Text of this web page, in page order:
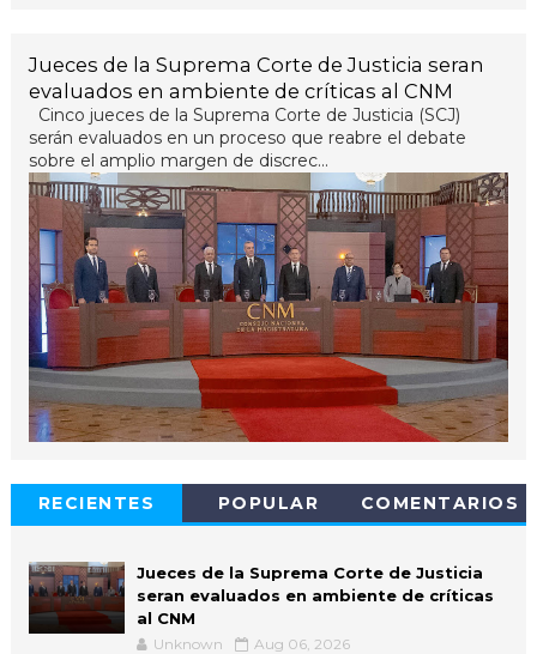
Jueces de la Suprema Corte de Justicia seran
evaluados en ambiente de críticas al CNM
Cinco jueces de la Suprema Corte de Justicia (SCJ)
serán evaluados en un proceso que reabre el debate
sobre el amplio margen de discrec...
RECIENTES POPULAR COMENTARIOS
Jueces de la Suprema Corte de Justicia
seran evaluados en ambiente de críticas
al CNM
Unknown Aug 06, 2026